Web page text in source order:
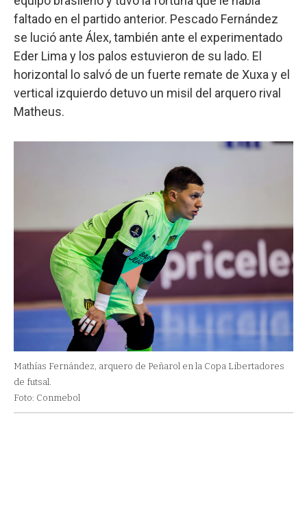
faltado en el partido anterior. Pescado Fernández
se lució ante Álex, también ante el experimentado
Eder Lima y los palos estuvieron de su lado. El
horizontal lo salvó de un fuerte remate de Xuxa y el
vertical izquierdo detuvo un misil del arquero rival
Matheus.
Mathías Fernández, arquero de Peñarol en la Copa Libertadores
de futsal.
Foto: Conmebol